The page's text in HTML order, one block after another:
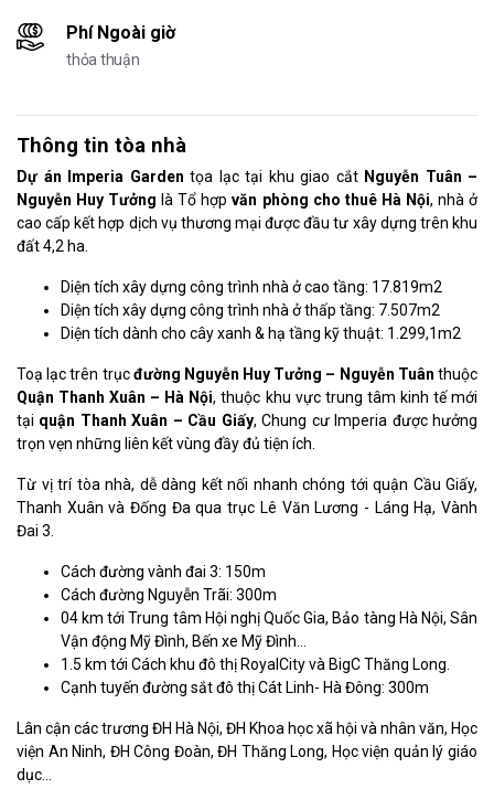
Phí Ngoài giờ
thỏa thuận
Thông tin tòa nhà
Dự án Imperia Garden tọa lạc tại khu giao cắt Nguyễn Tuân –
Nguyễn Huy Tưởng là Tổ hợpvăn phòng cho thuê Hà Nội, nhà ở
cao cấp kết hợp dịch vụ thương mại được đầu tư xây dựng trên khu
đất 4,2 ha.
Diện tích xây dựng công trình nhà ở cao tầng: 17.819m2
Diện tích xây dựng công trình nhà ở thấp tầng: 7.507m2
Diện tích dành cho cây xanh & hạ tầng kỹ thuật: 1.299,1m2
Toạ lạc trên trụcđường Nguyễn Huy Tưởng – Nguyễn Tuânthuộc
Quận Thanh Xuân – Hà Nội, thuộc khu vực trung tâm kinh tế mới
tại quận Thanh Xuân – Cầu Giấy, Chung cư Imperia được hưởng
trọn vẹn những liên kết vùng đầy đủ tiện ích.
Từ vị trí tòa nhà, dễ dàng kết nối nhanh chóng tới quận Cầu Giấy,
Thanh Xuân và Đống Đa qua trục Lê Văn Lương - Láng Hạ, Vành
Đai 3.
Cách đường vành đai 3: 150m
Cách đường Nguyễn Trãi: 300m
04 km tới Trung tâm Hội nghị Quốc Gia, Bảo tàng Hà Nội, Sân
Vận động Mỹ Đình, Bến xe Mỹ Đình…
1.5 km tới Cách khu đô thị RoyalCity và BigC Thăng Long.
Cạnh tuyến đường sắt đô thị Cát Linh- Hà Đông: 300m
Lân cận các trương ĐH Hà Nội, ĐH Khoa học xã hội và nhân văn, Học
viện An Ninh, ĐH Công Đoàn, ĐH Thăng Long, Học viện quản lý giáo
dục…